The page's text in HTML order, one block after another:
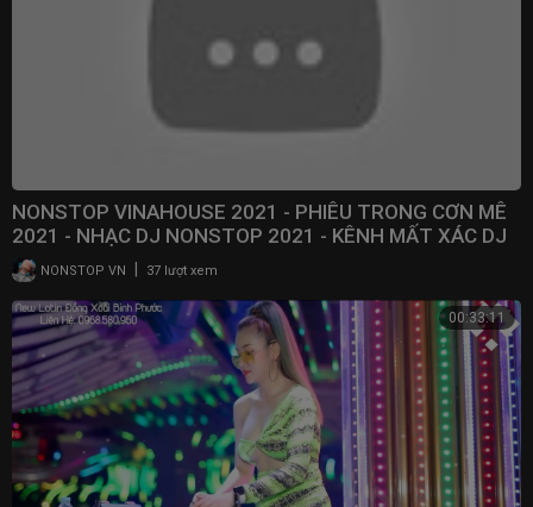
NONSTOP VINAHOUSE 2021 - PHIÊU TRONG CƠN MÊ
2021 - NHẠC DJ NONSTOP 2021 - KÊNH MẤT XÁC DJ
NONSTOP VN 37 lượt xem
00:33:11